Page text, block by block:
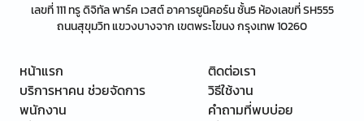
เลขที่ 111 ทรู ดิจิทัล พาร์ค เวสต์ อาคารยูนิคอร์น ชั้น5 ห้องเลขที่ SH555
ถนนสุขุมวิท แขวงบางจาก เขตพระโขนง กรุงเทพ 10260
หน้าแรก
บริการหาคน ช่วยจัดการ
พนักงาน
ติดต่อเรา
วิธีใช้งาน
คำถามที่พบบ่อย